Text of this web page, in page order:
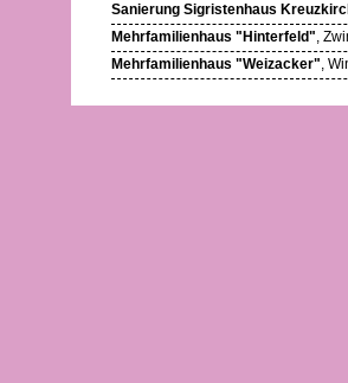
Sanierung Sigristenhaus
Mehrfamilienhaus "Hinterfeld",
Mehrfamilienhaus "Weizacker",